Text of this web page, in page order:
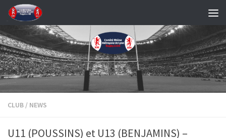
Skip to content
CLUB / NEWS
U11 (POUSSINS) et U13 (BENJAMINS) –